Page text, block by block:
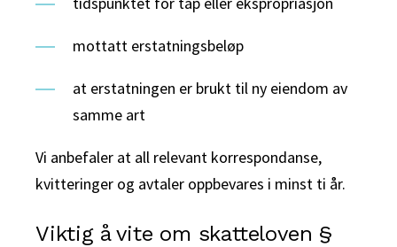
mottatt erstatningsbeløp
at erstatningen er brukt til ny eiendom av
samme art
Vi anbefaler at all relevant korrespondanse,
kvitteringer og avtaler oppbevares i minst ti år.
Viktig å vite om skatteloven §